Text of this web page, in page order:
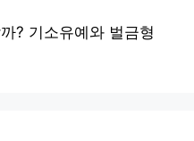
? 기소유예와 벌금형